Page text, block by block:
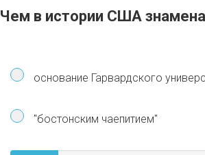
Чем в истории США
основание Гарвардского
"бостонским чаепитием"